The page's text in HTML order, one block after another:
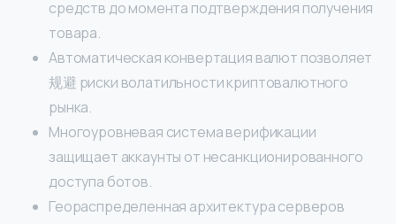
средств до момента подтверждения получения
товара.
Автоматическая конвертация валют позволяет
规避 риски волатильности криптовалютного
рынка.
Многоуровневая система верификации
защищает аккаунты от несанкционированного
доступа ботов.
Геораспределенная архитектура серверов